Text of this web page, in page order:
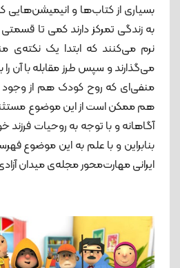
بسیاری از کتاب‌ها و
به زندگی تمرکز دارند کمی تا
نرم می‌کنند که ابتدا یک نکته‌ی
می‌گذارند و سپس طرز مقابله با آن
منفی‌ای که روح کودک هم از وجود
هم ممکن است از این موضوع مستثنا
آگاهانه و با توجه به روحیات فرزند
بنابراین و با علم به این موضوع
ایرانی مهارت‌محور مجله‌ی میدان